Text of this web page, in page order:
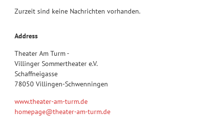
Zurzeit sind keine Nachrichten vorhanden.
Address
Theater Am Turm -
Villinger Sommertheater e.V.
Schaffneigasse
78050 Villingen-Schwenningen
www.theater-am-turm.de
homepage@theater-am-turm.de